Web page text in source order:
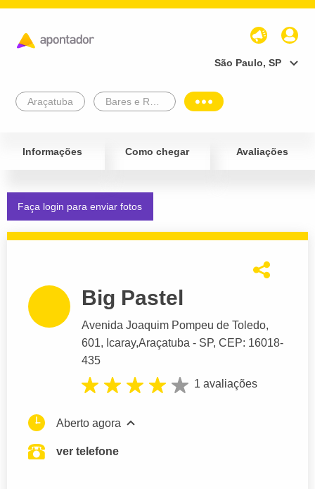
São Paulo, SP
Araçatuba
Informações Como chegar Avaliações
Faça login para enviar fotos
Big Pastel
Avenida Joaquim Pompeu de Toledo,
601, Icaray,Araçatuba - SP, CEP: 16018-
435
1 avaliações
Aberto agora
ver telefone